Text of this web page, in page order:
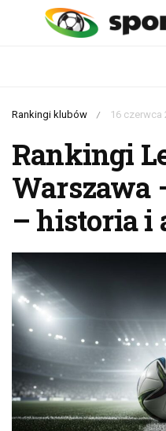
Rankingi klubów / 16 czerwca
Rankingi
Warszawa
– historia i